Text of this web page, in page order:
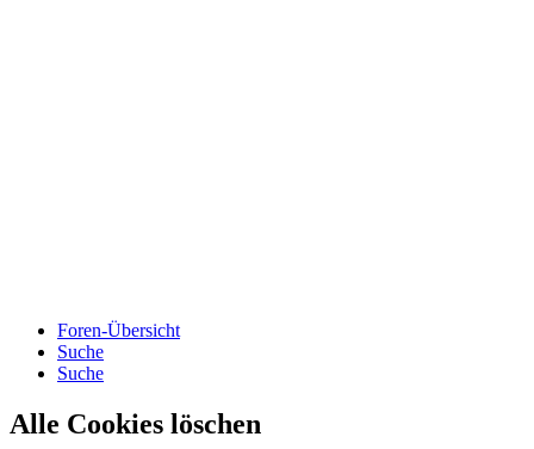
Foren-Übersicht
Suche
Suche
Alle Cookies löschen